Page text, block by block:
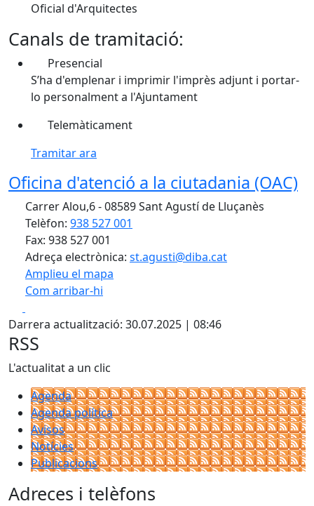
Oficial d'Arquitectes
Canals de tramitació:
Presencial
S’ha d'emplenar i imprimir l'imprès adjunt i portar-
lo personalment a l'Ajuntament
Telemàticament
Tramitar ara
Oficina d'atenció a la ciutadania (OAC)
Carrer Alou,6 - 08589 Sant Agustí de Lluçanès
Telèfon: 938 527 001
Fax: 938 527 001
Adreça electrònica: st.agusti@diba.cat
Amplieu el mapa
Com arribar-hi
+
−
Darrera actualització: 30.07.2025 | 08:46
RSS
L'actualitat a un clic
Agenda
Agenda política
Avisos
Notícies
Publicacions
Adreces i telèfons